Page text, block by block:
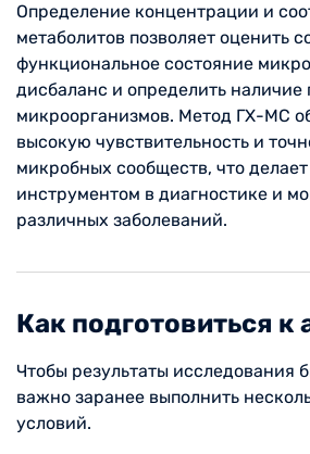
Определение концентрации и
метаболитов позволяет оценить
функциональное состояние
дисбаланс и определить наличие
микроорганизмов. Метод ГХ-МС
высокую чувствительность и
микробных сообществ, что
инструментом в диагностике и
различных заболеваний.
Как подготовиться к
Чтобы результаты исследования
важно заранее выполнить
условий.